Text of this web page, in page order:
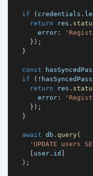
if ( credentials .
return res .
      error
:
} ) ;
}
const
if
( !
return res .
      error
:
} ) ;
}
await db . query(
'UPDATE users
[ user . id ]
) ;